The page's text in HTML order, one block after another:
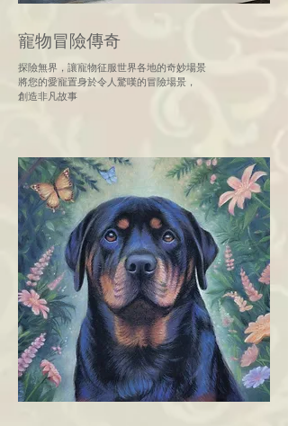
寵物冒險傳奇
探險無界，讓寵物征服世界各地的奇妙場景
將您的愛寵置身於令人驚嘆的冒險場景，
創造非凡故事